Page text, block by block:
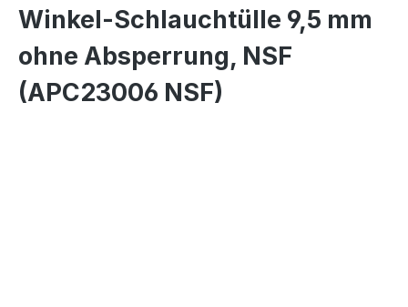
Winkel-Schlauchtülle 9,5 mm
ohne Absperrung, NSF
(APC23006 NSF)